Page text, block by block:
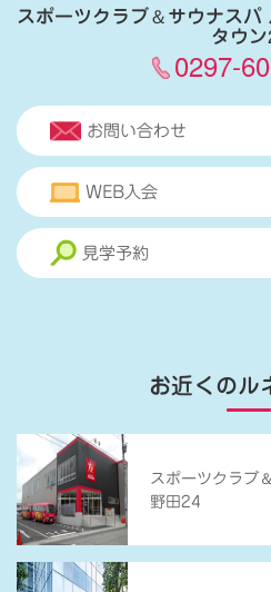
スポーツクラブ＆サウナスパ
タウ
0297-
お問い合わせ
WEB入会
見学予約
お近くのル
スポーツクラブ ＆
野田24